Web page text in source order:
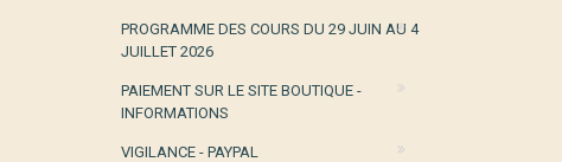
PROGRAMME DES COURS DU 29 JUIN AU 4
JUILLET 2026
PAIEMENT SUR LE SITE BOUTIQUE -
INFORMATIONS
VIGILANCE - PAYPAL